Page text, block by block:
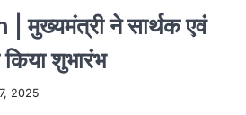
ने सार्थक एवं
शुभारंभ
2025